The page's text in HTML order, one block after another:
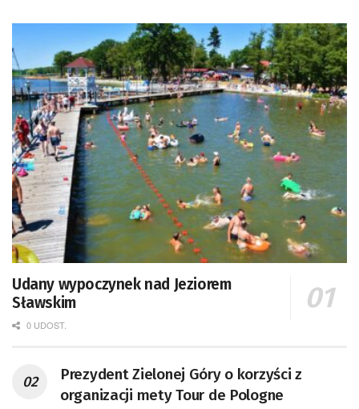
Udany wypoczynek nad Jeziorem
Sławskim
0 UDOST.
Prezydent Zielonej Góry o korzyści z
organizacji mety Tour de Pologne